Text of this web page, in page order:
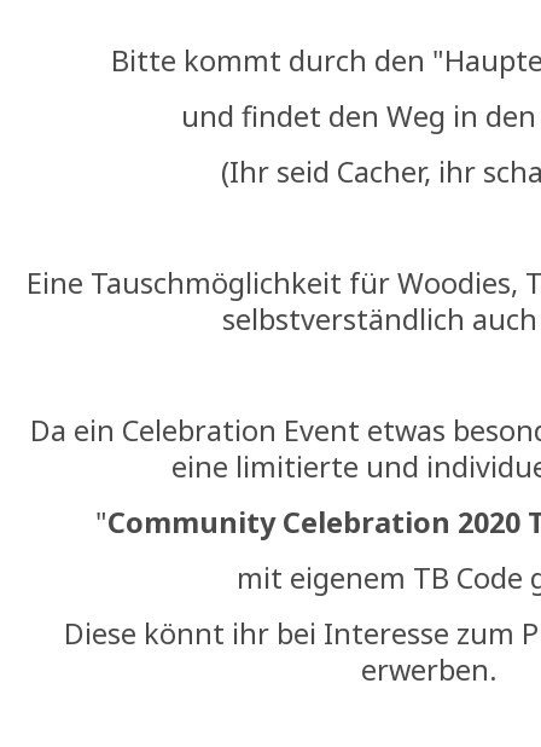
Bitte kommt durch den
und findet den Weg in
(Ihr seid Cacher, ihr
Eine Tauschmöglichkeit für Woodies,
selbstverständlich
Da ein Celebration Event etwas
eine limitierte und
"Community Celebration 2020
mit eigenem TB Code
Diese könnt ihr bei Interesse zum
erwerben.